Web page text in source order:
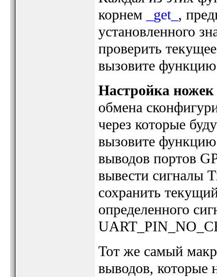
корнем
_get_ ,
установленного
проверить
вызовите
Настройка ножек
обмена
через которые
вызовите
выводов портов
вывести сигналы
сохранить
определенного
Тот же самый
выводов, которые